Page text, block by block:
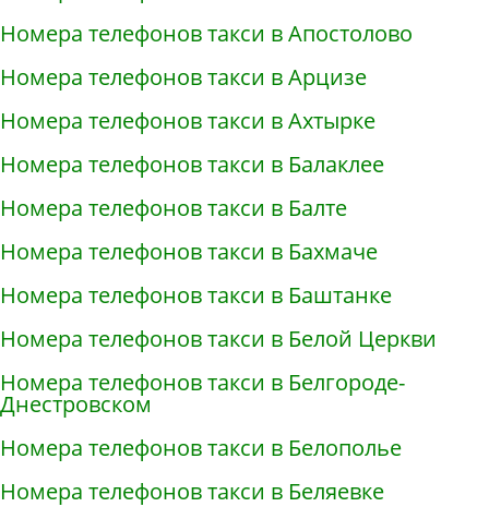
Номера телефонов такси в Апостолово
Номера телефонов такси в Арцизе
Номера телефонов такси в Ахтырке
Номера телефонов такси в Балаклее
Номера телефонов такси в Балте
Номера телефонов такси в Бахмаче
Номера телефонов такси в Баштанке
Номера телефонов такси в Белой Церкви
Номера телефонов такси в Белгороде-
Днестровском
Номера телефонов такси в Белополье
Номера телефонов такси в Беляевке